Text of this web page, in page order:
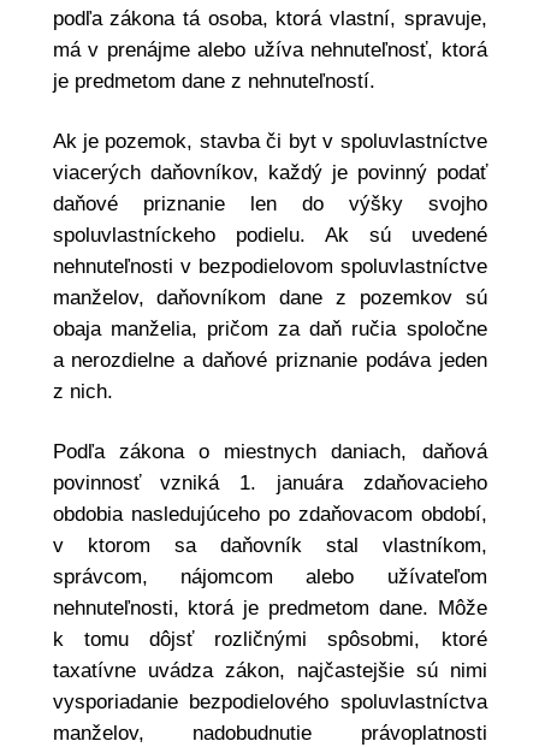
podľa zákona tá osoba, ktorá vlastní, spravuje,
má v prenájme alebo užíva nehnuteľnosť, ktorá
je predmetom dane z nehnuteľností.
Ak je pozemok, stavba či byt v spoluvlastníctve
viacerých daňovníkov, každý je povinný podať
daňové priznanie len do výšky svojho
spoluvlastníckeho podielu. Ak sú uvedené
nehnuteľnosti v bezpodielovom spoluvlastníctve
manželov, daňovníkom dane z pozemkov sú
obaja manželia, pričom za daň ručia spoločne
a nerozdielne a daňové priznanie podáva jeden
z nich.
Podľa zákona o miestnych daniach, daňová
povinnosť vzniká 1. januára zdaňovacieho
obdobia nasledujúceho po zdaňovacom období,
v ktorom sa daňovník stal vlastníkom,
správcom, nájomcom alebo užívateľom
nehnuteľnosti, ktorá je predmetom dane. Môže
k tomu dôjsť rozličnými spôsobmi, ktoré
taxatívne uvádza zákon, najčastejšie sú nimi
vysporiadanie bezpodielového spoluvlastníctva
manželov, nadobudnutie právoplatnosti